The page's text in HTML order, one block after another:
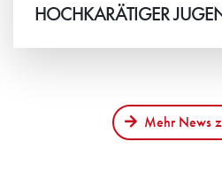
HOCHKARÄTIGER
Mehr News